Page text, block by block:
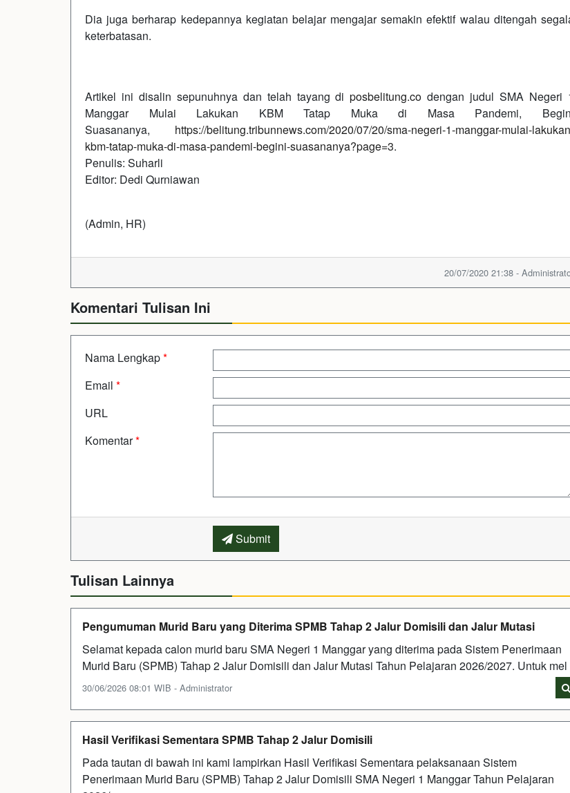
Dia juga berharap kedepannya kegiatan belajar mengajar semakin efektif walau ditengah
keterbatasan.
Artikel ini disalin sepunuhnya dan telah tayang diposbelitung.co dengan judul SMA Negeri
Manggar Mulai Lakukan KBM Tatap Muka di Masa Pandemi,
Suasananya, https://belitung.tribunnews.com/2020/07/20/sma-negeri-1-manggar-mulai-
kbm-tatap-muka-di-masa-pandemi-begini-suasananya?page=3.
Penulis: Suharli
Editor: Dedi Qurniawan
(Admin, HR)
20/07/2020 21:38 -
Komentari Tulisan Ini
Nama Lengkap*
Email *
URL
Komentar*
Submit
Tulisan Lainnya
Pengumuman Murid Baru yang Diterima SPMB Tahap 2 Jalur Domisili dan Jalur Mutasi
Selamat kepada calon murid baru SMA Negeri 1 Manggar yang diterima pada Sistem Penerimaan
Murid Baru (SPMB) Tahap 2 Jalur Domisili dan Jalur Mutasi Tahun Pelajaran 2026/2027. Untuk mel
30/06/2026 08:01 WIB - Administrator
Hasil Verifikasi Sementara SPMB Tahap 2 Jalur Domisili
Pada tautan di bawah ini kami lampirkan Hasil Verifikasi Sementara pelaksanaan Sistem
Penerimaan Murid Baru (SPMB) Tahap 2 Jalur Domisili SMA Negeri 1 Manggar Tahun Pelajaran